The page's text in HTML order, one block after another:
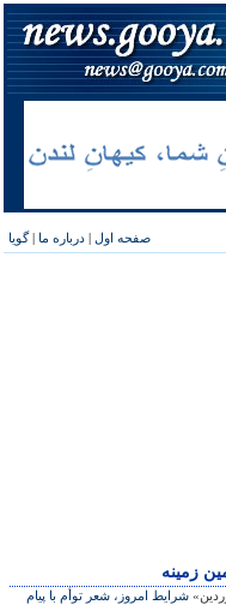
صفحه اول | درباره ما |گویا
زمينه
شرايط امروز، شعر توأم با پيام